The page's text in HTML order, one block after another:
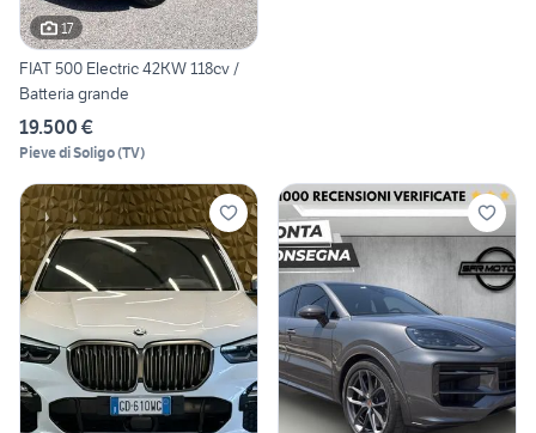
17
FIAT 500 Electric 42KW 118cv /
Batteria grande
19.500 €
Pieve di Soligo(TV)